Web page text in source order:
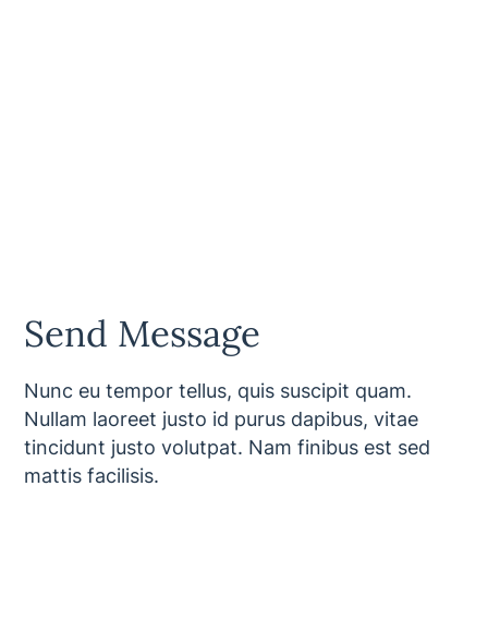
Send Message
Nunc eu tempor tellus, quis suscipit quam.
Nullam laoreet justo id purus dapibus, vitae
tincidunt justo volutpat. Nam finibus est sed
mattis facilisis.